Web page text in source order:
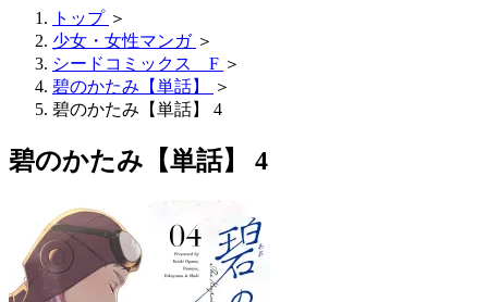
トップ ＞
少女・女性マンガ ＞
シードコミックス F ＞
碧のかたみ【単話】
＞
碧のかたみ【単話】 4
碧のかたみ【単話】 4